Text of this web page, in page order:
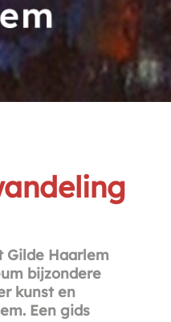
Gilde Haarlem
bijzondere
kunst en
Een gids